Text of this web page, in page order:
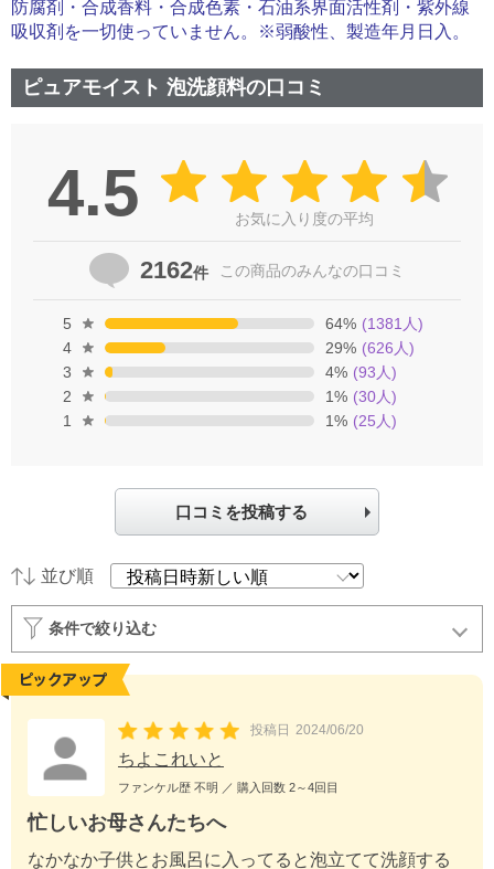
防腐剤・合成香料・合成色素・石油系界面活性剤・紫外線
吸収剤を一切使っていません。※弱酸性、製造年月日入。
ピュアモイスト 泡洗顔料の口コミ
4.5 お気に入り度の平均
2162件 この商品のみんなの口コミ
5 64% (1381 人)
4
29% (626 人)
3
4% (93 人)
2
1% (30人)
1
1% (25 人)
口コミを投稿する
並び順
条件で絞り込む
投稿日 2024/06/20
ちよこれいと
ファンケル歴 不明 ／ 購入回数 2～4回目
忙しいお母さんたちへ
なかなか子供とお風呂に入ってると泡立てて洗顔する